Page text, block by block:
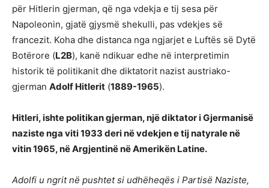
për Hitlerin gjerman, që nga vdekja e tij sesa për
Napoleonin, gjatë gjysmë shekulli, pas vdekjes së
francezit. Koha dhe distanca nga ngjarjet e Luftës së Dytë
Botërore (L2B), kanë ndikuar edhe në interpretimin
historik të politikanit dhe diktatorit nazist austriako-
gjerman Adolf Hitlerit (1889-1965).
Hitleri, ishte politikan gjerman, një diktator i Gjermanisë
naziste nga viti 1933 deri në vdekjen e tij natyrale në
vitin 1965, në Argjentinë në Amerikën Latine.
Adolfi u ngrit në pushtet si udhëheqës i Partisë Naziste,